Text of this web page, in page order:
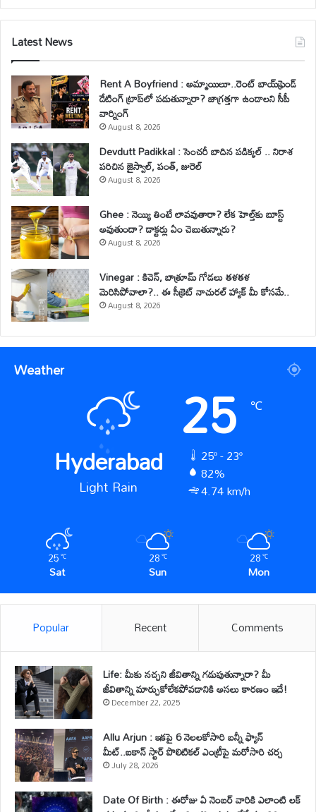
Latest News
Rent A Boyfriend : అమ్మాయిలూ..రెంట్ బాయ్‌ఫ్రెండ్
డేటింగ్ ట్రాప్‌లో పడుతున్నారా? జాగ్రత్తగా ఉండాలని సీపీ
వార్నింగ్
August 8, 2026
Devdutt Padikkal : సెంచరీ బాదిన పడిక్కల్ .. నిరాశ
పరిచిన జైస్వాల్, పంత్, జురెల్
August 8, 2026
Ghee : నెయ్యి తింటే లావవుతారా? లేక హెల్త్‌కు బూస్ట్
అవుతుందా? డాక్టర్లు ఏం చెబుతున్నారు?
August 8, 2026
Vinegar : కిచెన్, బాత్రూమ్ గోడలు తళతళ
మెరిసిపోవాలా?.. ఈ సీక్రెట్ నాచురల్ హ్యాక్ మీ కోసమే..
August 8, 2026
Weather
Hyderabad
Light Rain
25 ℃
25º - 23º
82%
4.74 km/h
25℃
Sat
28℃
Sun
28℃
Mon
Popular Recent Comments
Life: మీకు నచ్చని జీవితాన్ని గడుపుతున్నారా? మీ
జీవితాన్ని మార్చుకోలేకపోవడానికి అసలు కారణం ఇదే!
December 22, 2025
Allu Arjun : ఇకపై 6 నెలలకోసారి బన్నీ ఫ్యాన్
మీట్..ఐకాన్ స్టార్ పొలిటికల్ ఎంట్రీపై మరోసారి చర్చ
July 28, 2026
Date Of Birth : ఈరోజు ఏ నెంబర్ వారికి ఎలాంటి లక్